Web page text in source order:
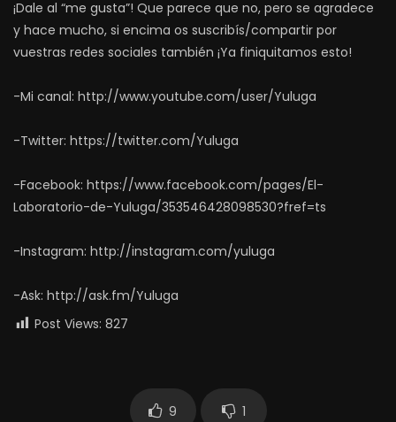
¡Dale al “me gusta”! Que parece que no, pero se agradece
y hace mucho, si encima os suscribís/compartir por
vuestras redes sociales también ¡Ya finiquitamos esto!
-Mi canal: http://www.youtube.com/user/Yuluga
-Twitter: https://twitter.com/Yuluga
-Facebook: https://www.facebook.com/pages/El-
Laboratorio-de-Yuluga/353546428098530?fref=ts
-Instagram: http://instagram.com/yuluga
-Ask: http://ask.fm/Yuluga
Post Views: 827
9 1